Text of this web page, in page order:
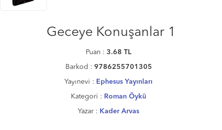
Geceye Konuşanlar 1
Puan : 3.68 TL
Barkod : 9786255701305
Yayınevi : Ephesus Yayınları
Kategori : Roman Öykü
Yazar : Kader Arvas